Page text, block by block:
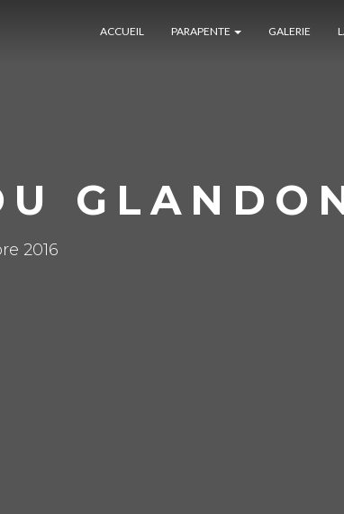
ACCUEIL PARAPENTE GALERIE
2016